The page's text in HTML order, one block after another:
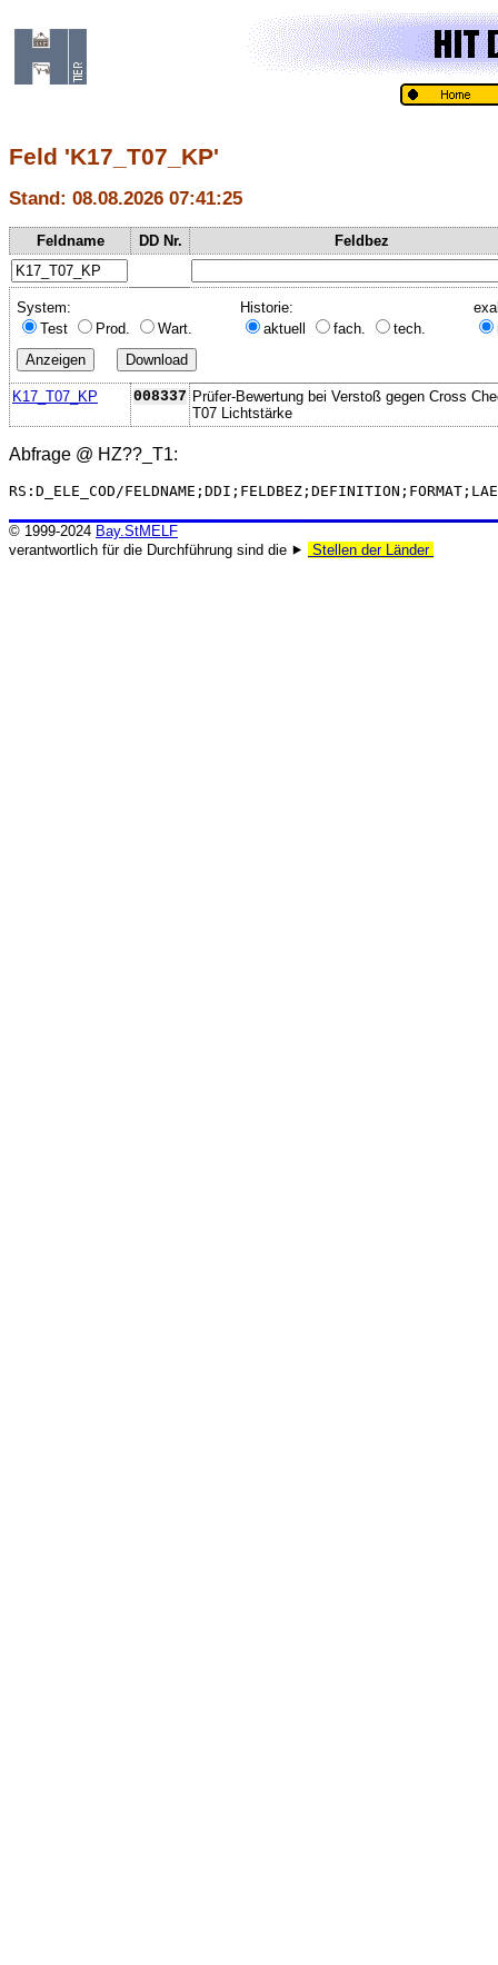
Feld 'K17_T07_KP'
Stand: 08.08.2026 07:41:25
Feldname DD Nr. Feldbez
System:
Test
Prod. Wart.
Historie:
aktuell
fach. tech.
K17_T07_KP 008337 Prüfer-Bewertung bei Verstoß gegen Cross
T07 Lichtstärke
Abfrage @ HZ??_T1:
RS:D_ELE_COD/
© 1999-2024 Bay.StMELF
verantwortlich für die Durchführung sind die ⯈
Stellen der Länder